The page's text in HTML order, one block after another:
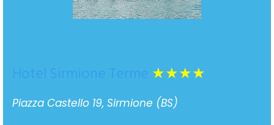
★★★★
Piazza Castello 19, Sirmione (BS)